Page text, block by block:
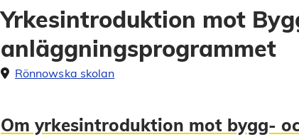
Yrkesintroduktion mot
anläggningsprogrammet
Rönnowska skolan
Om yrkesintroduktion mot bygg-